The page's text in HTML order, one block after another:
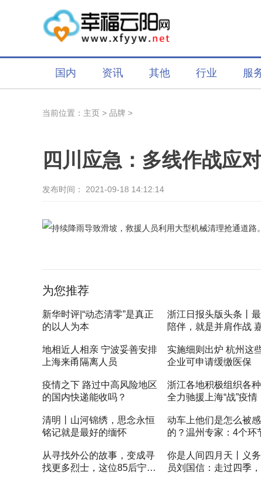
国内 资讯 其他 行业 服
当前位置： 主页 > 品牌 >
四川应急：多线作战应
发布时间： 2021-09-18 14:12:14
为您推荐
新华时评|“动态清零”是真正
的以人为本
浙江日报头版头条丨
陪伴，就是并肩作战
地相近人相亲 宁波妥善安排
上海来甬隔离人员
实施细则出炉 杭州这
企业可申请缓缴医保
疫情之下 路过中高风险地区
的国内快递能收吗？
浙江各地积极组织各
全力驰援上海“战”疫情
清明丨山河锦绣，思念永恒
铭记就是最好的缅怀
动车上他们是怎么被
的？温州专家：4个环
从寻找外公的故事，变成寻
找更多烈士，这位85后宁波
你是人间四月天丨义
员刘国信：走过四季